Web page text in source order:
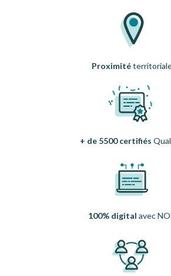
+ de 5500 certifiés
100% digital avec
Proximité